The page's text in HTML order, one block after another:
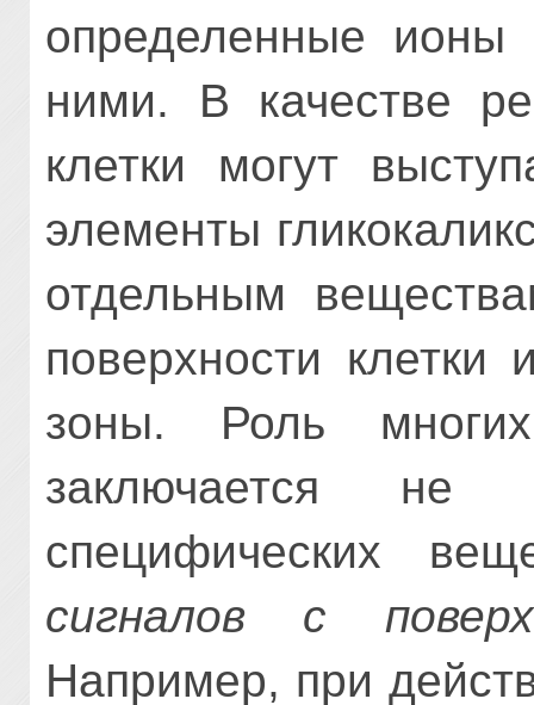
определенные
ними. В качестве
клетки могут
элементы
отдельным
поверхности
зоны. Роль
заключается не
специфических
сигналов с
Например, при